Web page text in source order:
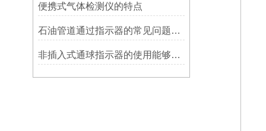
便携式气体检测仪的特点
石油管道通过指示器的常见问题及解决方式
非插入式通球指示器的使用能够满足各类管道的要求